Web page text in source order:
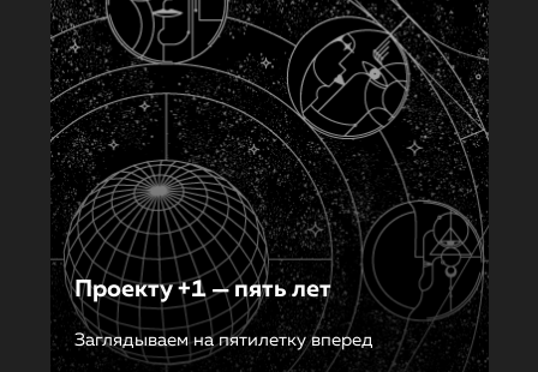
Проекту +1 — пять лет
Заглядываем на пятилетку вперед